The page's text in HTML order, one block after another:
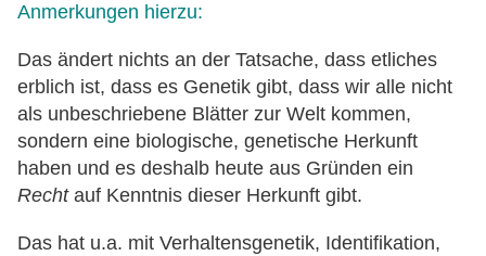
Anmerkungen hierzu:
Das ändert nichts an der Tatsache, dass etliches
erblich ist, dass es Genetik gibt, dass wir alle nicht
als unbeschriebene Blätter zur Welt kommen,
sondern eine biologische, genetische Herkunft
haben und es deshalb heute aus Gründen ein
Rechtauf Kenntnis dieser Herkunft gibt.
Das hat u.a. mit Verhaltensgenetik, Identifikation,